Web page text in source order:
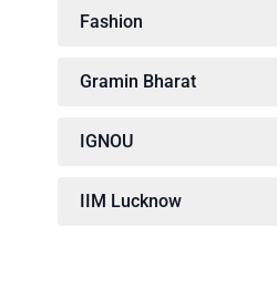
Fashion
Gramin Bharat
IGNOU
IIM Lucknow